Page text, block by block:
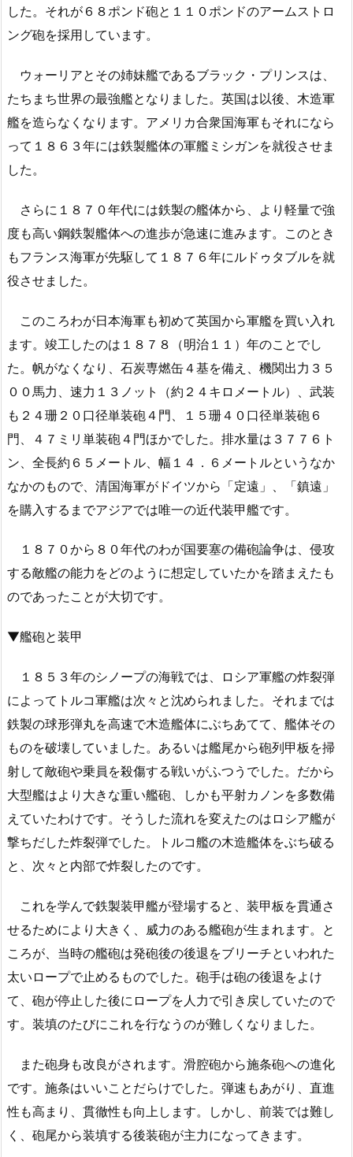
した。それが６８ポンド砲と１１０ポンドのアームストロ
ング砲を採用しています。
ウォーリアとその姉妹艦であるブラック・プリンスは、
たちまち世界の最強艦となりました。英国は以後、木造軍
艦を造らなくなります。アメリカ合衆国海軍もそれになら
って１８６３年には鉄製艦体の軍艦ミシガンを就役させま
した。
さらに１８７０年代には鉄製の艦体から、より軽量で強
度も高い鋼鉄製艦体への進歩が急速に進みます。このとき
もフランス海軍が先駆して１８７６年にルドゥタブルを就
役させました。
このころわが日本海軍も初めて英国から軍艦を買い入れ
ます。竣工したのは１８７８（明治１１）年のことでし
た。帆がなくなり、石炭専燃缶４基を備え、機関出力３５
００馬力、速力１３ノット（約２４キロメートル）、武装
も２４珊２０口径単装砲４門、１５珊４０口径単装砲６
門、４７ミリ単装砲４門ほかでした。排水量は３７７６ト
ン、全長約６５メートル、幅１４．６メートルというなか
なかのもので、清国海軍がドイツから「定遠」、「鎮遠」
を購入するまでアジアでは唯一の近代装甲艦です。
１８７０から８０年代のわが国要塞の備砲論争は、侵攻
する敵艦の能力をどのように想定していたかを踏まえたも
のであったことが大切です。
▼艦砲と装甲
１８５３年のシノープの海戦では、ロシア軍艦の炸裂弾
によってトルコ軍艦は次々と沈められました。それまでは
鉄製の球形弾丸を高速で木造艦体にぶちあてて、艦体その
ものを破壊していました。あるいは艦尾から砲列甲板を掃
射して敵砲や乗員を殺傷する戦いがふつうでした。だから
大型艦はより大きな重い艦砲、しかも平射カノンを多数備
えていたわけです。そうした流れを変えたのはロシア艦が
撃ちだした炸裂弾でした。トルコ艦の木造艦体をぶち破る
と、次々と内部で炸裂したのです。
これを学んで鉄製装甲艦が登場すると、装甲板を貫通さ
せるためにより大きく、威力のある艦砲が生まれます。と
ころが、当時の艦砲は発砲後の後退をブリーチといわれた
太いロープで止めるものでした。砲手は砲の後退をよけ
て、砲が停止した後にロープを人力で引き戻していたので
す。装填のたびにこれを行なうのが難しくなりました。
また砲身も改良がされます。滑腔砲から施条砲への進化
です。施条はいいことだらけでした。弾速もあがり、直進
性も高まり、貫徹性も向上します。しかし、前装では難し
く、砲尾から装填する後装砲が主力になってきます。